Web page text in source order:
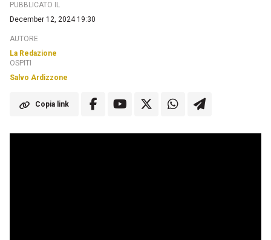
PUBBLICATO IL
December 12, 2024 19:30
AUTORE
La Redazione
OSPITI
Salvo Ardizzone
Copia link